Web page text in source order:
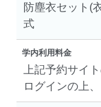
防塵衣セット(
式
学内利用料金
上記予約サイ
ログインの上